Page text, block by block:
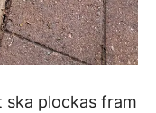
ska plockas fram